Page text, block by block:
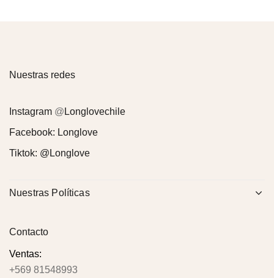
Nuestras redes
Instagram @ Longlovechile
Facebook: Longlove
Tiktok: @Longlove
Nuestras Políticas
Contacto
Ventas:
+569 81548993